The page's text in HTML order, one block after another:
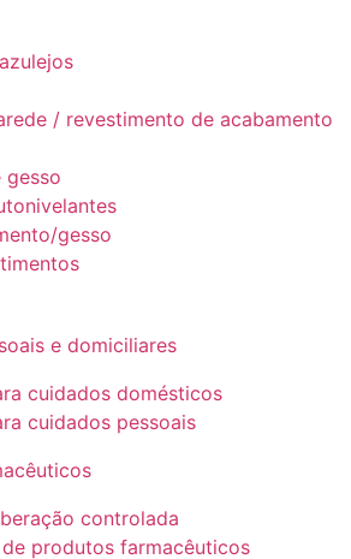
/ revestimento de acabamento
gesso
gesso
e domiciliares
cuidados domésticos
cuidados pessoais
controlada
produtos farmacêuticos